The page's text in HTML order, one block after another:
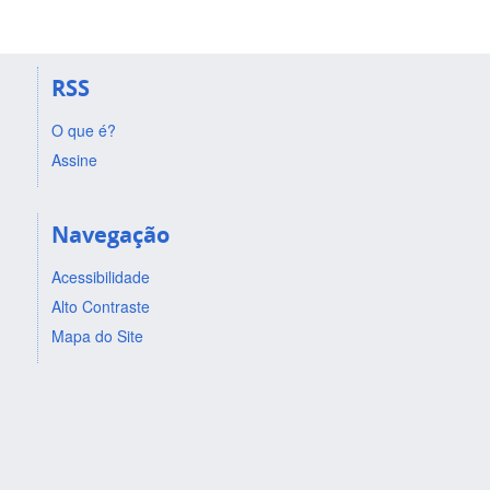
RSS
O que é?
Assine
Navegação
Acessibilidade
Alto Contraste
Mapa do Site